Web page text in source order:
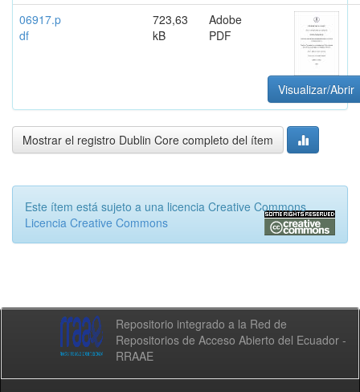
06917.p
df
723,63
kB
Adobe
PDF
Visualizar/Abrir
Mostrar el registro Dublin Core completo del ítem
Este ítem está sujeto a una licencia Creative Commons
Licencia Creative Commons
Repositorio integrado a la Red de
Repositorios de Acceso Abierto del Ecuador -
RRAAE